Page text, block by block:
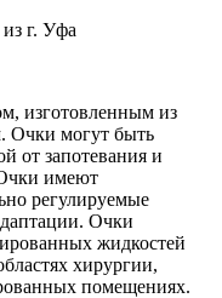
г. Уфа
изготовленным из
Очки могут быть
от запотевания и
имеют
регулируемые
Очки
жидкостей
хирургии,
помещениях.